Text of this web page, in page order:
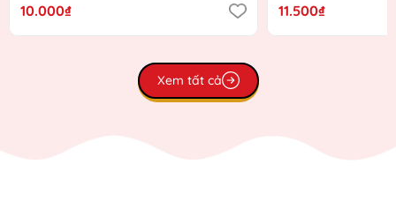
10.000₫ 11.500₫
Xem tất cả